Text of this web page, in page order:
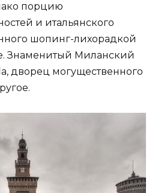
порцию
и итальянского
шопинг-лихорадкой
Знаменитый Миланский
дворец могущественного